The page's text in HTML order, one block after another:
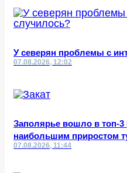
У северян проблемы с
07.08.2026, 12:02
Заполярье вошло в топ-
наибольшим приростом
07.08.2026, 11:44